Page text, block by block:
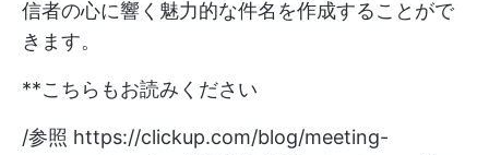
信者の心に響く魅力的な件名を作成することがで
きます。
**こちらもお読みください
/参照 https://clickup.com/blog/meeting-